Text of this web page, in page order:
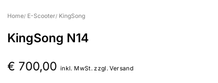
Home E-Scooter KingSong
KingSong N14
€ 700,00 inkl. MwSt. zzgl. Versand